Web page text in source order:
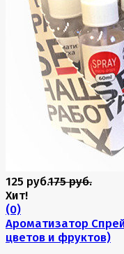
125 руб.175 руб.
Хит!
(0)
Ароматизатор
цветов и фруктов)